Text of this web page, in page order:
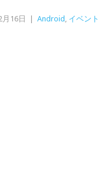
月16日 Android , イベント